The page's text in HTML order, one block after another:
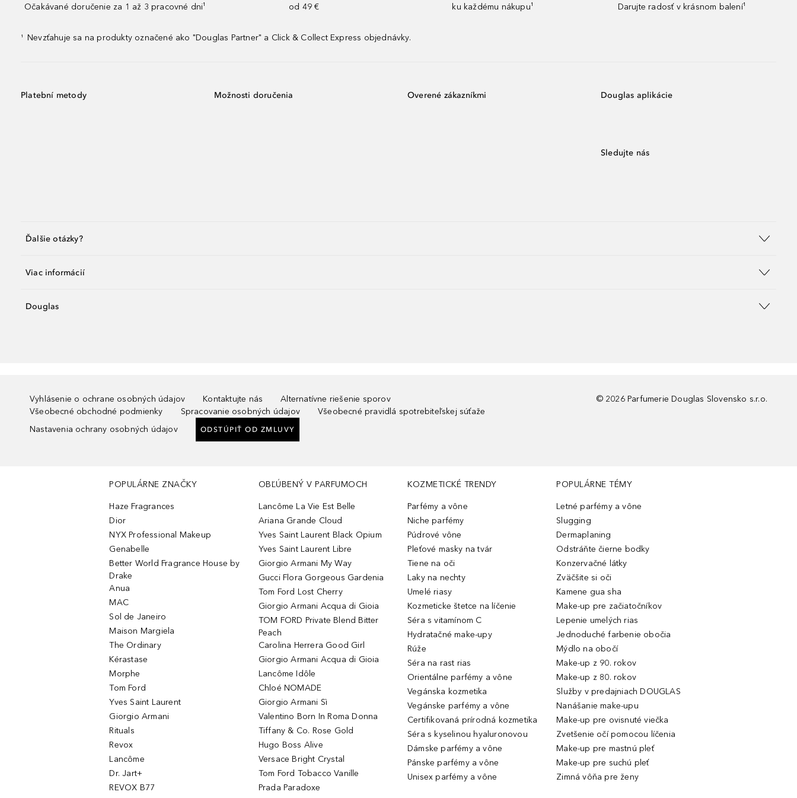
Očakávané doručenie za 1 až 3 pracovné dni¹
od 49 €
ku každému nákupu¹
Darujte radosť v krásnom balení¹
¹ Nevzťahuje sa na produkty označené ako "Douglas Partner" a Click & Collect Express objednávky.
Platební metody Možnosti doručenia Overené zákazníkmi Douglas aplikácie
Sledujte nás
Ďalšie otázky?
Viac informácií
Douglas
Vyhlásenie o ochrane osobných údajov Kontaktujte nás
Alternatívne riešenie sporov
Všeobecné obchodné podmienky
Spracovanie osobných údajov
Všeobecné pravidlá spotrebiteľskej súťaže
Nastavenia ochrany osobných údajov
ODSTÚPIŤ OD ZMLUVY
© 2026 Parfumerie Douglas Slovensko s.r.o.
POPULÁRNE ZNAČKY
Haze Fragrances
Dior
NYX Professional Makeup
Genabelle
Better World Fragrance House by
Drake
Anua
MAC
Sol de Janeiro
Maison Margiela
The Ordinary
Kérastase
Morphe
Tom Ford
Yves Saint Laurent
Giorgio Armani
Rituals
Revox
Lancôme
Dr. Jart+
REVOX B77
OBĽÚBENÝ V PARFUMOCH
Lancôme La Vie Est Belle
Ariana Grande Cloud
Yves Saint Laurent Black Opium
Yves Saint Laurent Libre
Giorgio Armani My Way
Gucci Flora Gorgeous Gardenia
Tom Ford Lost Cherry
Giorgio Armani Acqua di Gioia
TOM FORD Private Blend Bitter
Peach
Carolina Herrera Good Girl
Giorgio Armani Acqua di Gioia
Lancôme Idôle
Chloé NOMADE
Giorgio Armani Sì
Valentino Born In Roma Donna
Tiffany & Co. Rose Gold
Hugo Boss Alive
Versace Bright Crystal
Tom Ford Tobacco Vanille
Prada Paradoxe
KOZMETICKÉ TRENDY
Parfémy a vône
Niche parfémy
Púdrové vône
Pleťové masky na tvár
Tiene na oči
Laky na nechty
Umelé riasy
Kozmeticke štetce na líčenie
Séra s vitamínom C
Hydratačné make-upy
Rúže
Séra na rast rias
Orientálne parfémy a vône
Vegánska kozmetika
Vegánske parfémy a vône
Certifikovaná prírodná kozmetika
Séra s kyselinou hyaluronovou
Dámske parfémy a vône
Pánske parfémy a vône
Unisex parfémy a vône
POPULÁRNE TÉMY
Letné parfémy a vône
Slugging
Dermaplaning
Odstráňte čierne bodky
Konzervačné látky
Zväčšite si oči
Kamene gua sha
Make-up pre začiatočníkov
Lepenie umelých rias
Jednoduché farbenie obočia
Mýdlo na obočí
Make-up z 90. rokov
Make-up z 80. rokov
Služby v predajniach DOUGLAS
Nanášanie make-upu
Make-up pre ovisnuté viečka
Zvetšenie očí pomocou líčenia
Make-up pre mastnú pleť
Make-up pre suchú pleť
Zimná vôňa pre ženy